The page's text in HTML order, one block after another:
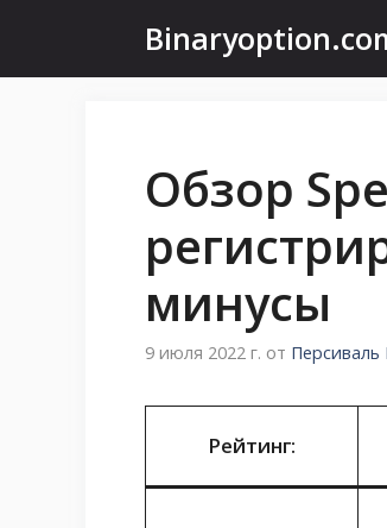
содержимому
Обзор
минусы
9 июля 2022 г. от Персиваль
Рейтинг: